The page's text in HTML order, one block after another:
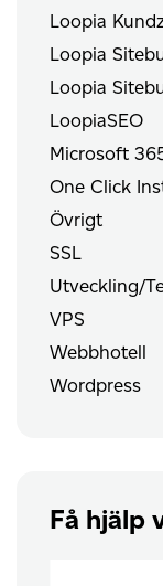
Loopia
Loopia
Loopia
LoopiaSEO
Microsoft
One Click
Övrigt
SSL
Utveckling/
VPS
Webbhotell
Wordpress
Få hjälp